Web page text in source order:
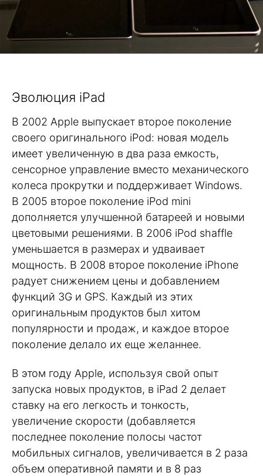
Эволюция iPad
В 2002 Apple выпускает второе поколение
своего оригинального iPod: новая модель
имеет увеличенную в два раза емкость,
сенсорное управление вместо механического
колеса прокрутки и поддерживает Windows.
В 2005 второе поколение iPod mini
дополняется улучшенной батареей и новыми
цветовыми решениями. В 2006 iPod shaffle
уменьшается в размерах и удваивает
мощность. В 2008 второе поколение iPhone
радует снижением цены и добавлением
функций 3G и GPS. Каждый из этих
оригинальным продуктов был хитом
популярности и продаж, и каждое второе
поколение делало их еще желаннее.
В этом году Apple, используя свой опыт
запуска новых продуктов, в iPad 2 делает
ставку на его легкость и тонкость,
увеличение скорости (добавляется
последнее поколение полосы частот
мобильных сигналов, увеличивается в 2 раза
объем оперативной памяти и в 8 раз